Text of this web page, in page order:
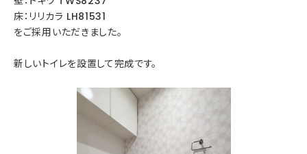
床：リリカラ LH81531
をご採用いただきました。
新しいトイレを設置して完成です。